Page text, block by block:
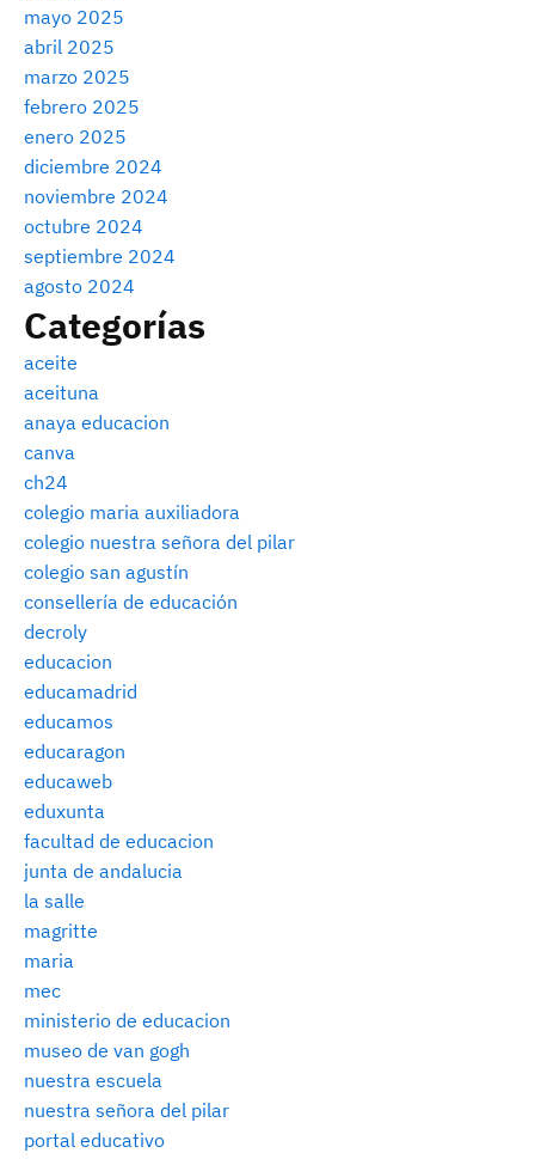
mayo 2025
abril 2025
marzo 2025
febrero 2025
enero 2025
diciembre 2024
noviembre 2024
octubre 2024
septiembre 2024
agosto 2024
Categorías
aceite
aceituna
anaya educacion
canva
ch24
colegio maria auxiliadora
colegio nuestra señora del pilar
colegio san agustín
consellería de educación
decroly
educacion
educamadrid
educamos
educaragon
educaweb
eduxunta
facultad de educacion
junta de andalucia
la salle
magritte
maria
mec
ministerio de educacion
museo de van gogh
nuestra escuela
nuestra señora del pilar
portal educativo